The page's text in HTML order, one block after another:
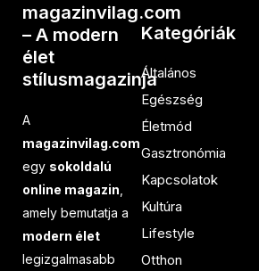
magazinvilag.com
– A modern
élet
stílusmagazinja
A
magazinvilag.com
egy sokoldalú
online magazin
amely bemutatja a
modern élet
legizgalmasabb
Kategóriák
Általános
Egészség
Életmód
Gasztronómia
Kapcsolatok
Kultúra
Lifestyle
Otthon